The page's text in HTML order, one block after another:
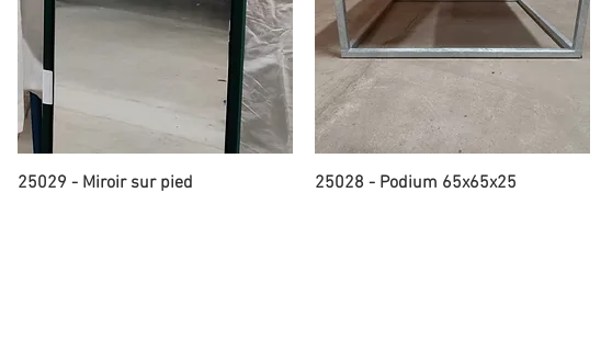
25029 - Miroir sur pied 25028 - Podium 65x65x25